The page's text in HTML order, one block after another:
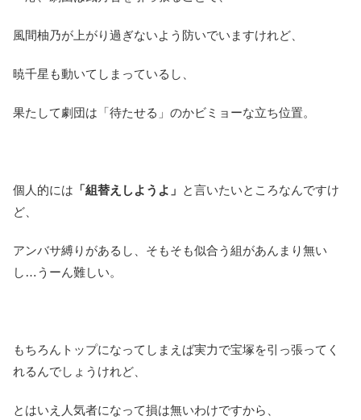
風間柚乃が上がり過ぎないよう防いでいますけれど、
暁千星も動いてしまっているし、
果たして劇団は「待たせる」のかビミョーな立ち位置。
個人的には 「組替えしようよ」 と言いたいところなんですけ
ど、
アンバサ縛りがあるし、そもそも似合う組があんまり無い
し…うーん難しい。
もちろんトップになってしまえば実力で宝塚を引っ張ってく
れるんでしょうけれど、
とはいえ人気者になって損は無いわけですから、